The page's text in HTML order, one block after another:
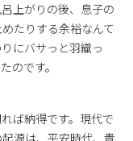
上がりの後、息子の
たりする余裕なんて
にバサっと羽織っ
のです。
ば納得です。現代で